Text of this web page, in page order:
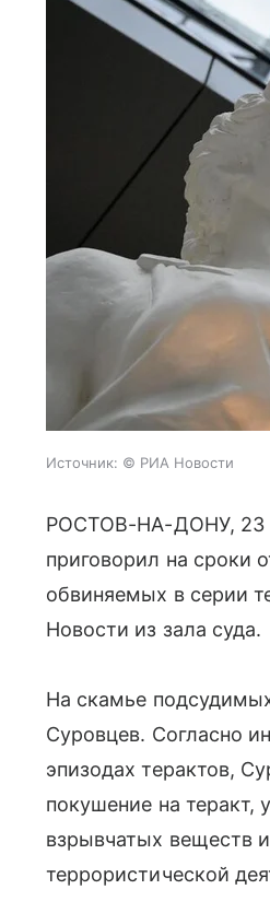
Источник: © РИА Новости
РОСТОВ-НА-ДОНУ, 23
приговорил на сроки
обвиняемых в серии
Новости из зала суда.
На скамье
Суровцев. Согласно
эпизодах терактов,
покушение на теракт,
взрывчатых веществ
террористической